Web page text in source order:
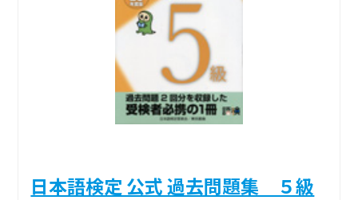
日本語検定 公式 過去問題集 ５級